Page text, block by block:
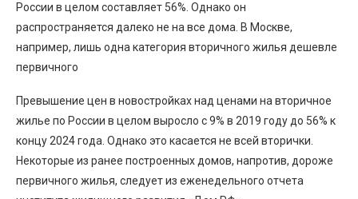
России в целом составляет 56%. Однако он
распространяется далеко не на все дома. В Москве,
например, лишь одна категория вторичного жилья дешевле
первичного
Превышение цен в новостройках над ценами на вторичное
жилье по России в целом выросло с 9% в 2019 году до 56% к
концу 2024 года. Однако это касается не всей вторички.
Некоторые из ранее построенных домов, напротив, дороже
первичного жилья, следует из еженедельного отчета